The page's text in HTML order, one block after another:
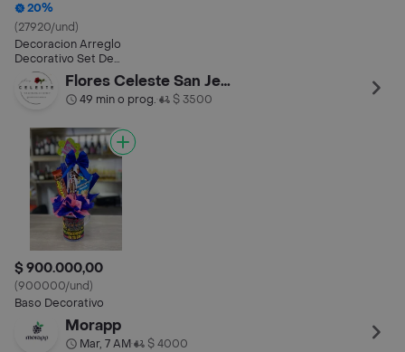
20%
(27920/und)
Decoracion Arreglo
Decorativo Set De
Cumpleaños Para
Mascota
Flores Celeste San Jeronimo
49 min o prog.• $ 3500
$ 900.000,00
(900000/und)
Baso Decorativo
Morapp
Mar, 7 AM• $ 4000